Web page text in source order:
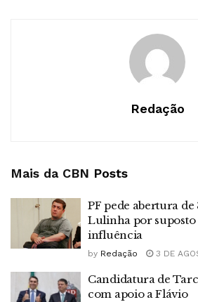
Redação
Mais da CBN Posts
PF pede abertura
Lulinha por suposto
influência
by Redação 3 DE
Candidatura de
com apoio a Flávio